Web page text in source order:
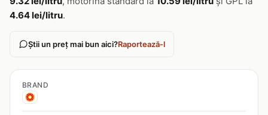
4.64 lei/litru.
Știi un preț mai bun aici?Raportează-l
BRAND